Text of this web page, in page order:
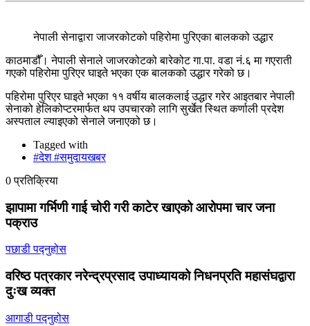
नेपाली सेनाद्वारा जाजरकोटको पहिरोमा पुरिएका बालकको उद्धार
काठमाडौँ। नेपाली सेनाले जाजरकोटको बारेकोट गा.पा. वडा नं.६ मा गएराती
गएको पहिरोमा पुरिएर घाइते भएका एक बालकको उद्धार गरेको छ।
पहिरोमा पुरिएर घाइते भएका ११ वर्षीय बालकलाई उद्धार गरेर आइतबार नेपाली
सेनाको हेलिकोप्टरमार्फत थप उपचारको लागि सुर्खेत स्थित कर्णाली प्रदेश
अस्पताल ल्याइएको सेनाले जनाएको छ।
Tagged with
#देश #समुदायखबर
0 प्रतिक्रिया
झापामा गर्भिणी गाई चोरी गरी काटेर खाएको आरोपमा चार जना
पक्राउ
पछाडी पद्नुहोस
वरिष्ठ पत्रकार नरेन्द्रप्रसाद उपाध्यायको निधनप्रति महासंघद्वारा
दुःख व्यक्त
आगाडी पद्नुहोस